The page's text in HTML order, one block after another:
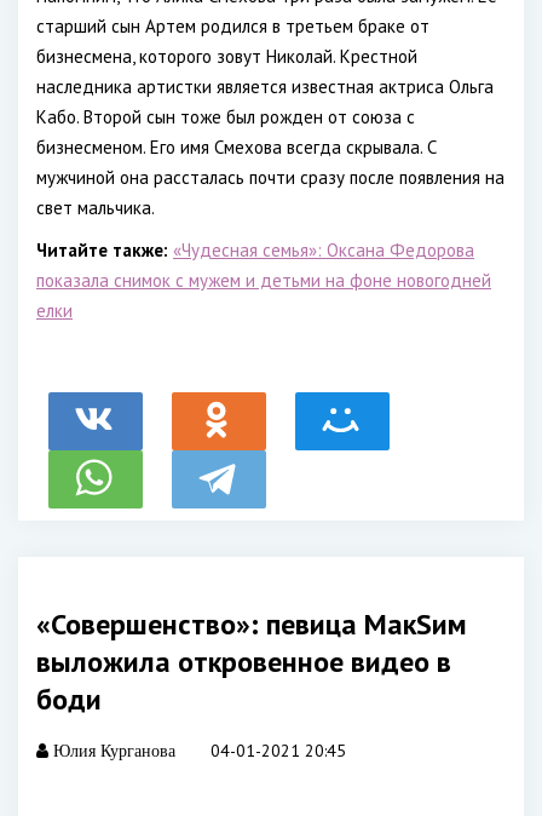
старший сын Артем родился в третьем браке от
бизнесмена, которого зовут Николай. Крестной
наследника артистки является известная актриса Ольга
Кабо. Второй сын тоже был рожден от союза с
бизнесменом. Его имя Смехова всегда скрывала. С
мужчиной она рассталась почти сразу после появления на
свет мальчика.
Читайте также: «Чудесная семья»: Оксана Федорова
показала снимок с мужем и детьми на фоне новогодней
елки
«Совершенство»: певица МакSим
выложила откровенное видео в
боди
Юлия Курганова 04-01-2021 20:45